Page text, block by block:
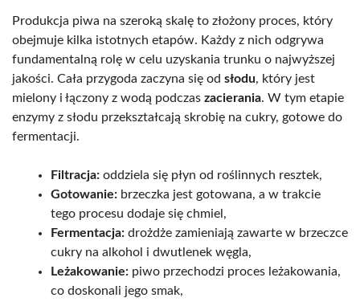
Produkcja piwa na szeroką skalę to złożony proces, który
obejmuje kilka istotnych etapów. Każdy z nich odgrywa
fundamentalną rolę w celu uzyskania trunku o najwyższej
jakości. Cała przygoda zaczyna się od słodu, który jest
mielony i łączony z wodą podczas zacierania. W tym etapie
enzymy z słodu przekształcają skrobię na cukry, gotowe do
fermentacji.
Filtracja: oddziela się płyn od roślinnych resztek,
Gotowanie: brzeczka jest gotowana, a w trakcie
tego procesu dodaje się chmiel,
Fermentacja: drożdże zamieniają zawarte w brzeczce
cukry na alkohol i dwutlenek węgla,
Leżakowanie: piwo przechodzi proces leżakowania,
co doskonali jego smak,